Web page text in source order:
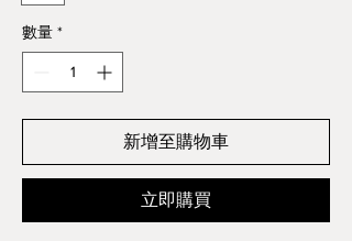
數量 *
新增至購物車
立即購買